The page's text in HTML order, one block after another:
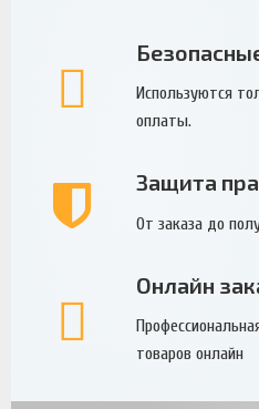
Используются
оплаты.
Защита
От заказа до
Онлайн
товаров онлайн